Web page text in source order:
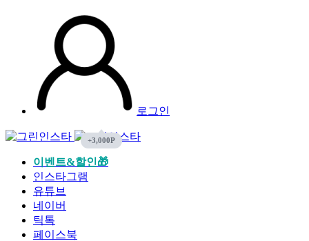
로그인
이벤트&할인🎁
인스타그램
유튜브
네이버
틱톡
페이스북